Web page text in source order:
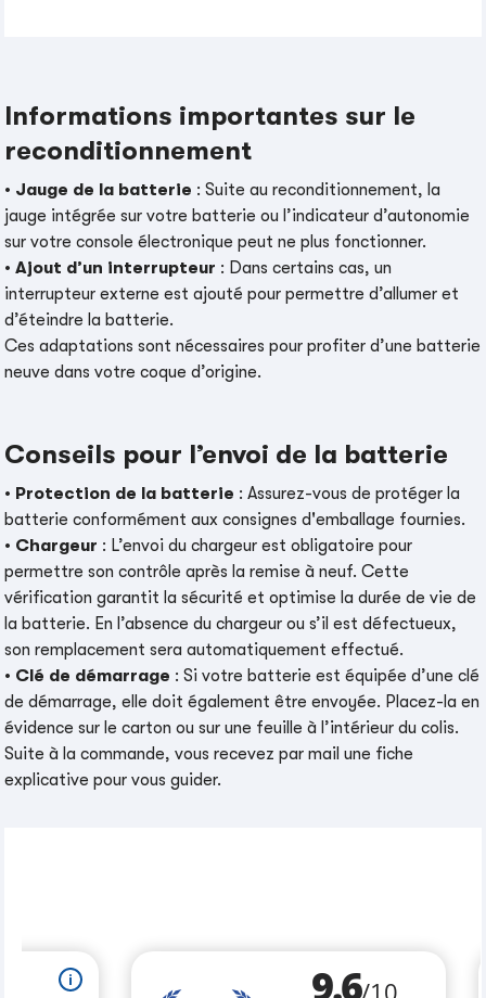
Informations importantes sur le
reconditionnement
• Jauge de la batterie : Suite au reconditionnement, la
jauge intégrée sur votre batterie ou l’indicateur d’autonomie
sur votre console électronique peut ne plus fonctionner.
•Ajout d’un interrupteur : Dans certains cas, un
interrupteur externe est ajouté pour permettre d’allumer et
d’éteindre la batterie.
Ces adaptations sont nécessaires pour profiter d’une batterie
neuve dans votre coque d’origine.
Conseils pour l’envoi de la batterie
• Protection de la batterie : Assurez-vous de protéger la
batterie conformément aux consignes d'emballage fournies.
• Chargeur : L’envoi du chargeur est obligatoire pour
permettre son contrôle après la remise à neuf. Cette
vérification garantit la sécurité et optimise la durée de vie de
la batterie. En l’absence du chargeur ou s’il est défectueux,
son remplacement sera automatiquement effectué.
• Clé de démarrage : Si votre batterie est équipée d’une clé
de démarrage, elle doit également être envoyée. Placez-la en
évidence sur le carton ou sur une feuille à l’intérieur du colis.
Suite à la commande, vous recevez par mail une fiche
explicative pour vous guider.